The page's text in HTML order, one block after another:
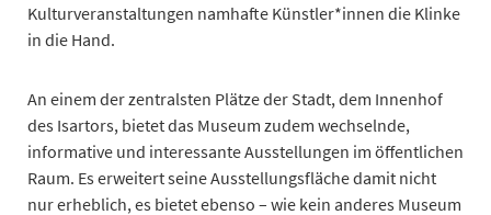
Kulturveranstaltungen namhafte Künstler*innen die Klinke
in die Hand.
An einem der zentralsten Plätze der Stadt, dem Innenhof
des Isartors, bietet das Museum zudem wechselnde,
informative und interessante Ausstellungen im öffentlichen
Raum. Es erweitert seine Ausstellungsfläche damit nicht
nur erheblich, es bietet ebenso – wie kein anderes Museum